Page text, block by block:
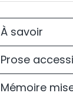
À savoir
Prose
Mémoire